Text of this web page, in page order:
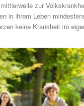
zur
in ihrem Leben
keine Krankheit im